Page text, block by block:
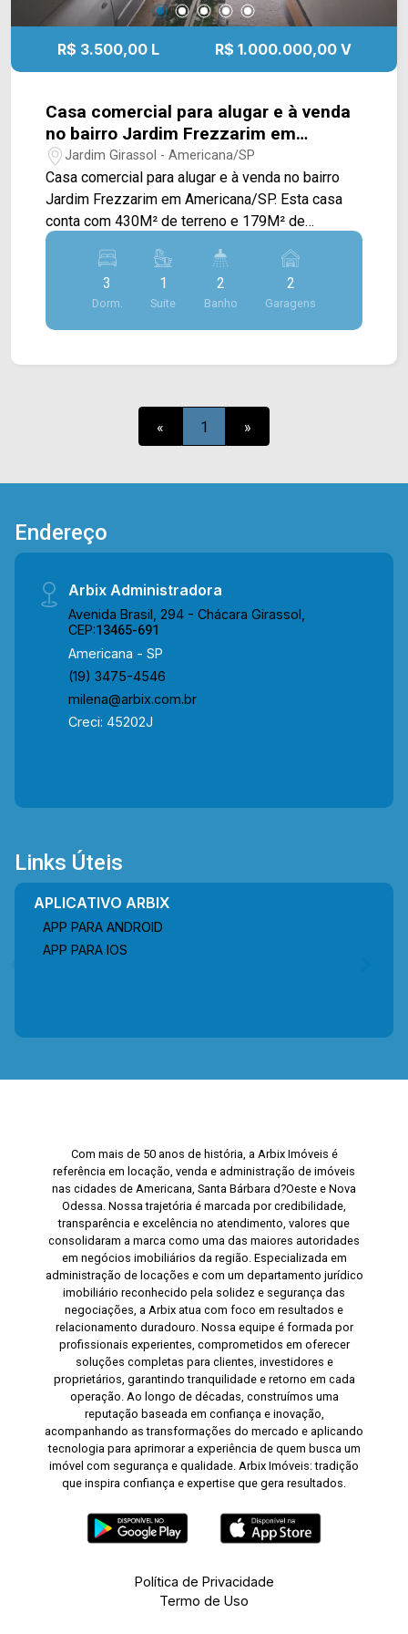
R$ 3.500,00 L R$ 1.000.000,00 V
Casa comercial para alugar e à venda
no bairro Jardim Frezzarim em
Americana/SP.
Jardim Girassol - Americana/SP
Casa comercial para alugar e à venda no bairro
Jardim Frezzarim em Americana/SP. Esta casa
conta com 430M² de terreno e 179M² de
construção, sendo dispostos em ampla sala de
estar, sala de jantar, cozinha, extenso quintal e
edícula nos fundos com área de serviço. > 03
quartos, sendo 01 suíte; > 03 banheiros sendo 01
social e 01 externo; > 02 vagas de garagem.
pizzarias, restaurantes, padarias, academias,
farmácias, pets e adegas. Este imóvel poderá ser
proprietário. Entre em contato com a equipe da
e Telefone: (19) 3475-4546 ARBIX IMÓVEIS -
Presente em cada mudança
3
Dorm.
1
Suite
2
Banho
2
Garagens
« 1 »
Endereço
Arbix Administradora
Avenida Brasil, 294 - Chácara Girassol,
CEP:13465-691
Americana - SP
(19) 3475-4546
milena@arbix.com.br
Creci: 45202J
Links Úteis
APLICATIVO ARBIX
APP PARA ANDROID
APP PARA IOS
Com mais de 50 anos de história, a Arbix Imóveis é
referência em locação, venda e administração de imóveis
nas cidades de Americana, Santa Bárbara d?Oeste e Nova
Odessa. Nossa trajetória é marcada por credibilidade,
transparência e excelência no atendimento, valores que
consolidaram a marca como uma das maiores autoridades
em negócios imobiliários da região. Especializada em
administração de locações e com um departamento jurídico
imobiliário reconhecido pela solidez e segurança das
negociações, a Arbix atua com foco em resultados e
relacionamento duradouro. Nossa equipe é formada por
profissionais experientes, comprometidos em oferecer
soluções completas para clientes, investidores e
proprietários, garantindo tranquilidade e retorno em cada
operação. Ao longo de décadas, construímos uma
reputação baseada em confiança e inovação,
acompanhando as transformações do mercado e aplicando
tecnologia para aprimorar a experiência de quem busca um
imóvel com segurança e qualidade. Arbix Imóveis: tradição
que inspira confiança e expertise que gera resultados.
Política de Privacidade
Termo de Uso